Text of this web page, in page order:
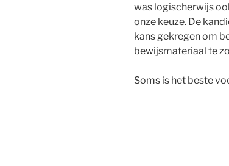
was logischerwijs
onze keuze. De
kans gekregen om
bewijsmateriaal te
Soms is het beste